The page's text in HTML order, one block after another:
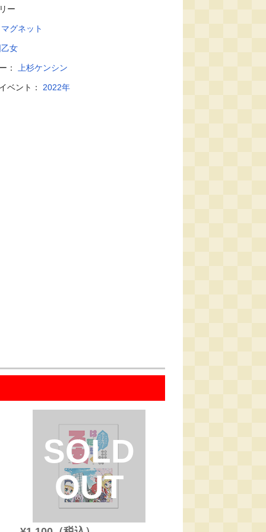
ー
マグネット
女
： 上杉ケンシン
ベント： 2022年
SOLD
OUT